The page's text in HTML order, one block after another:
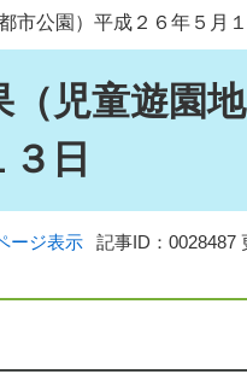
市公園）平成２６年５月
児童遊園
日
ージ表示 記事ID：0028487